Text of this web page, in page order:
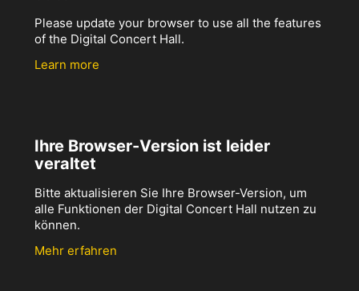
Please update your browser to use all the features
of the Digital Concert Hall.
Learn more
Ihre Browser-Version ist leider
veraltet
Bitte aktualisieren Sie Ihre Browser-Version, um
alle Funktionen der Digital Concert Hall nutzen zu
können.
Mehr erfahren